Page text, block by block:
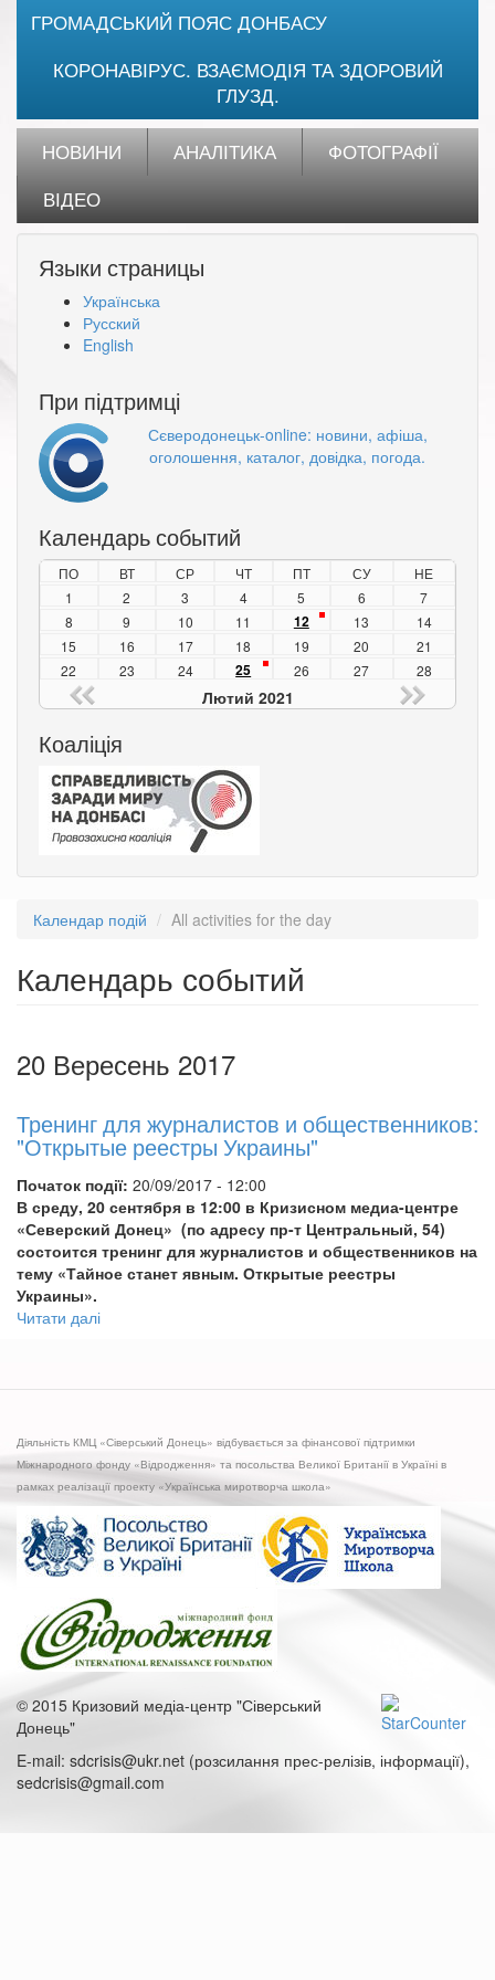
ГРОМАДСЬКИЙ ПОЯС ДОНБАСУ
КОРОНАВІРУС. ВЗАЄМОДІЯ ТА ЗДОРОВИЙ
ГЛУЗД.
НОВИНИ АНАЛІТИКА
ФОТОГРАФІЇ
ВІДЕО
Языки страницы
Українська
Русский
English
При підтримці
Сєверодонецьк-online: новини, афіша,
оголошення, каталог, довідка, погода.
Календарь событий
ПО ВТ СР ЧТ ПТ СУ
НЕ
1
2 3 4 5 6
7
8
9 10 11 12 13
14
15
16 17 18 19 20
21
22
23 24 25 26 27 28
Лютий 2021
Коаліція
Календар подій All activities for the day
Календарь событий
20 Вересень 2017
Тренинг для журналистов и общественников:
"Открытые реестры Украины"
Початок події: 20/09/2017 - 12:00
В среду, 20 сентября в 12:00 в Кризисном медиа-центре
«Северский Донец» (по адресу пр-т Центральный, 54)
состоится тренинг для журналистов и общественников на
тему «Тайное станет явным. Открытые реестры
Украины».
Читати далі
"Открытые
реестры
Украины"
Діяльність КМЦ «Сіверський Донець» відбувається за фінансової підтримки
Міжнародного фонду «Відродження» та посольства Великої Британії в Україні в
рамках реалізації проекту «Українська миротворча школа»
© 2015 Кризовий медіа-центр "Сіверський
Донець"
E-mail: sdcrisis@ukr.net (розсилання прес-релізів, інформації),
sedcrisis@gmail.com